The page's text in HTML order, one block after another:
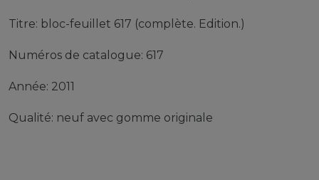
Titre: bloc-feuillet 617 (complète. Edition.)
Numéros de catalogue: 617
Année: 2011
Qualité: neuf avec gomme originale